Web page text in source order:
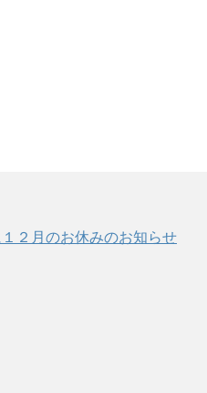
２月のお休みのお知らせ